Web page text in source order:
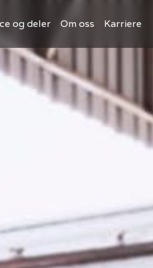
og deler Om oss Karriere